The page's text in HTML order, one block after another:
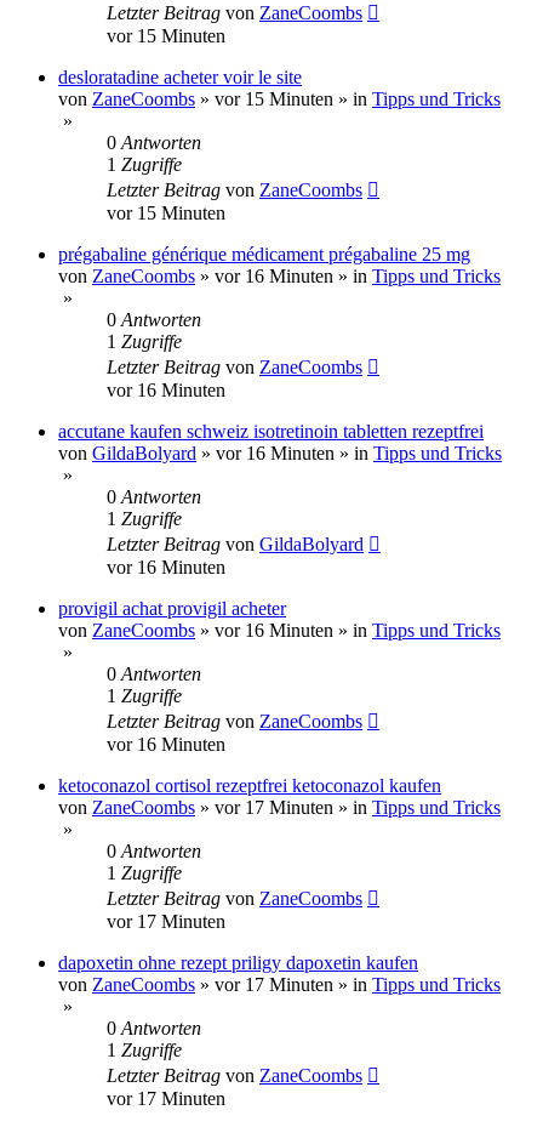
Letzter Beitrag von ZaneCoombs
vor 15 Minuten
desloratadine acheter voir le site
von ZaneCoombs » vor 15 Minuten » in Tipps und Tricks
»
0 Antworten
1 Zugriffe
Letzter Beitrag von ZaneCoombs
vor 15 Minuten
prégabaline générique médicament prégabaline 25 mg
von ZaneCoombs » vor 16 Minuten » in Tipps und Tricks
»
0 Antworten
1 Zugriffe
Letzter Beitrag von ZaneCoombs
vor 16 Minuten
accutane kaufen schweiz isotretinoin tabletten rezeptfrei
von GildaBolyard » vor 16 Minuten » in Tipps und Tricks
»
0 Antworten
1 Zugriffe
Letzter Beitrag von GildaBolyard
vor 16 Minuten
provigil achat provigil acheter
von ZaneCoombs » vor 16 Minuten » in Tipps und Tricks
»
0 Antworten
1 Zugriffe
Letzter Beitrag von ZaneCoombs
vor 16 Minuten
ketoconazol cortisol rezeptfrei ketoconazol kaufen
von ZaneCoombs » vor 17 Minuten » in Tipps und Tricks
»
0 Antworten
1 Zugriffe
Letzter Beitrag von ZaneCoombs
vor 17 Minuten
dapoxetin ohne rezept priligy dapoxetin kaufen
von ZaneCoombs » vor 17 Minuten » in Tipps und Tricks
»
0 Antworten
1 Zugriffe
Letzter Beitrag von ZaneCoombs
vor 17 Minuten